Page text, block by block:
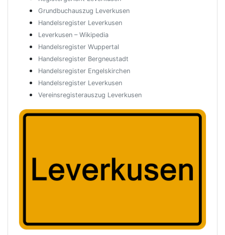
Grundbuchauszug Leverkusen
Handelsregister Leverkusen
Leverkusen – Wikipedia
Handelsregister Wuppertal
Handelsregister Bergneustadt
Handelsregister Engelskirchen
Handelsregister Leverkusen
Vereinsregisterauszug Leverkusen